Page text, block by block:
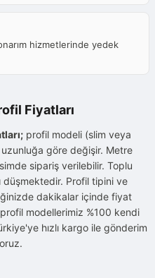
hizmetlerinde yedek
Fiyatları
profil modeli (slim veya
göre değişir. Metre
sipariş verilebilir. Toplu
düşmektedir. Profil tipini ve
dakikalar içinde fiyat
modellerimiz %100 kendi
hızlı kargo ile gönderim